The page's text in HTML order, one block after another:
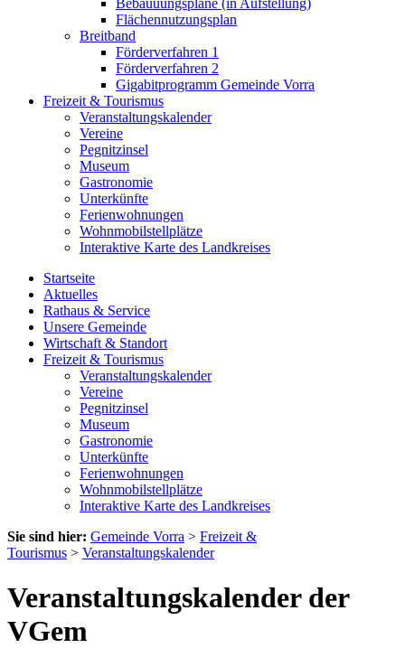
Bebauuungspläne (in Aufstellung)
Flächennutzungsplan
Breitband
Förderverfahren 1
Förderverfahren 2
Gigabitprogramm Gemeinde Vorra
Freizeit & Tourismus
Veranstaltungskalender
Vereine
Pegnitzinsel
Museum
Gastronomie
Unterkünfte
Ferienwohnungen
Wohnmobilstellplätze
Interaktive Karte des Landkreises
Startseite
Aktuelles
Rathaus & Service
Unsere Gemeinde
Wirtschaft & Standort
Freizeit & Tourismus
Veranstaltungskalender
Vereine
Pegnitzinsel
Museum
Gastronomie
Unterkünfte
Ferienwohnungen
Wohnmobilstellplätze
Interaktive Karte des Landkreises
Sie sind hier: Gemeinde Vorra > Freizeit &
Tourismus > Veranstaltungskalender
Veranstaltungskalender der
VGem